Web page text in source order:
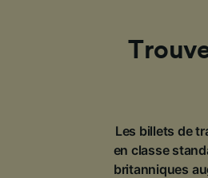
Les billets de
en classe
britanniques